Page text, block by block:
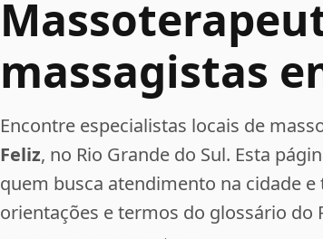
massagistas
Encontre especialistas locais de
Feliz, no Rio Grande do Sul. Esta
quem busca atendimento na cidade
orientações e termos do glossário do